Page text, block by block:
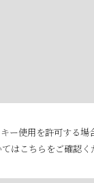
ー使用を許可する
てはこちらをご確認く